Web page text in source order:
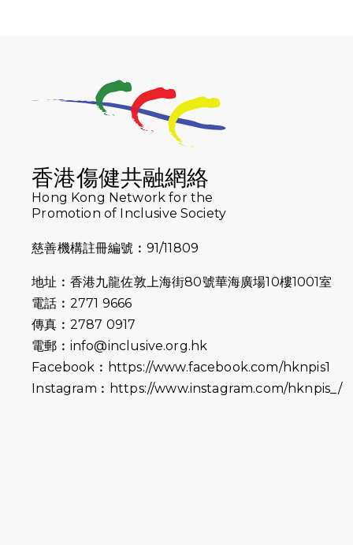
香港傷健共融網絡
Hong Kong Network for the
Promotion of Inclusive Society
慈善機構註冊編號︰91/11809
地址︰香港九龍佐敦上海街80號華海廣場10樓1001室
電話︰2771 9666
傳真︰2787 0917
電郵︰ info@inclusive.org.hk
Facebook︰ https://www.facebook.com/hknpis1
Instagram︰ https://www.instagram.com/hknpis_/